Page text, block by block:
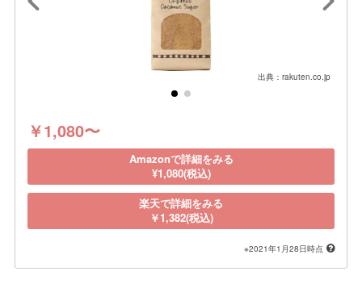
出典：rakuten.co.jp
￥1,080〜
Amazonで詳細をみる
¥1,080(税込)
楽天で詳細をみる
￥1,382(税込)
※2021年1月28日時点